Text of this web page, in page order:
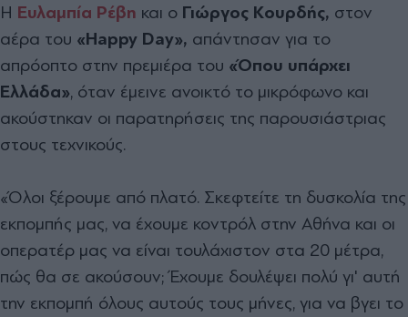
Η Ευλαµπία Ρέβη και ο Γιώργος Κουρδής, στον
αέρα του «Happy Day», απάντησαν για το
απρόοπτο στην πρεµιέρα του «Όπου υπάρχει
Ελλάδα», όταν έµεινε ανοικτό το µικρόφωνο και
ακούστηκαν οι παρατηρήσεις της παρουσιάστριας
στους τεχνικούς.
«Όλοι ξέρουµε από πλατό. Σκεφτείτε τη δυσκολία της
εκποµπής µας, να έχουµε κοντρόλ στην Αθήνα και οι
οπερατέρ µας να είναι τουλάχιστον στα 20 µέτρα,
πώς θα σε ακούσουν; Έχουµε δουλέψει πολύ γι' αυτή
την εκποµπή όλους αυτούς τους µήνες, για να βγει το